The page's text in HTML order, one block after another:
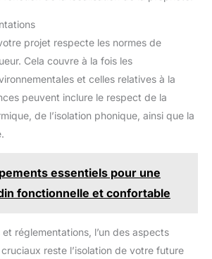
projet respecte les normes de
Cela couvre à la fois les
et celles relatives à la
peuvent inclure le respect de la
de l’isolation phonique, ainsi que la
essentiels pour une
fonctionnelle et confortable
réglementations, l’un des aspects
reste l’isolation de votre future